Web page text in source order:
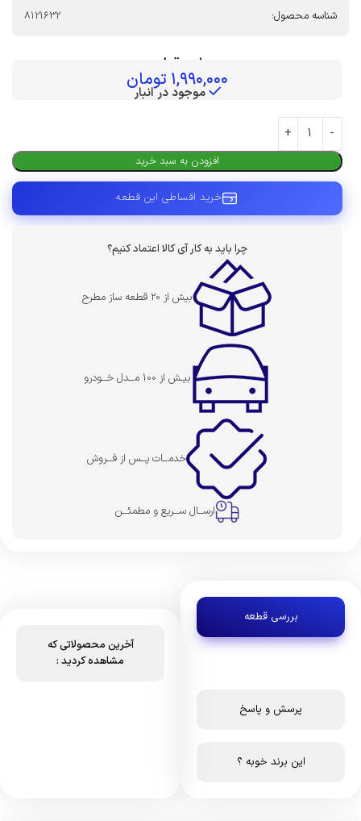
شناسه محصول:
8121632
بهای قطعه :
۱,۹۹۰,۰۰۰ تومان
موجود در انبار
افزودن به سبد خرید
خرید اقساطی این قطعه
چرا باید به کار آی کالا اعتماد کنیم؟
بیش از 20 قطعه ساز مطرح
بیـش از 100 مــدل خــودرو
خدمــات پــس از فــروش
ارســال ســریع و مطمئــن
بررسی قطعه
پرسش و پاسخ
این برند خوبه ؟
آخرین محصولاتی که
مشاهده کردید :